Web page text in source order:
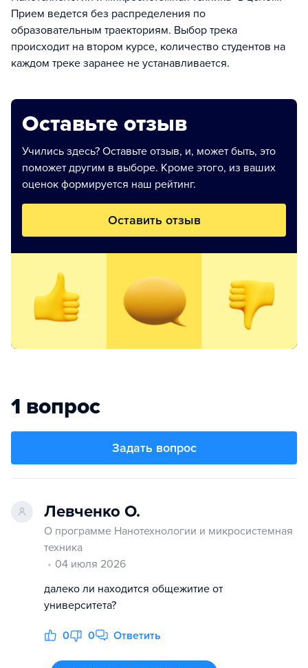
Прием ведется без распределения по
образовательным траекториям. Выбор трека
происходит на втором курсе, количество студентов на
каждом треке заранее не устанавливается.
Оставьте отзыв
Учились здесь? Оставьте отзыв, и, может быть, это
поможет другим в выборе. Кроме этого, из ваших
оценок формируется наш рейтинг.
Оставить отзыв
1 вопрос
Задать вопрос
Левченко О.
О программе Нанотехнологии и микросистемная
техника
04 июля 2026
далеко ли находится общежитие от
университета?
0 0 Ответить